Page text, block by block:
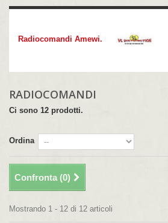
Radiocomandi Amewi.
RADIOCOMANDI
Ci sono 12 prodotti.
Ordina
Confronta (0)
Mostrando 1 - 12 di 12 articoli